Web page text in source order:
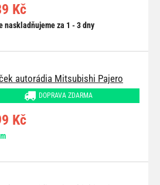
Kč
naskladňujeme za 1 - 3 dny
autorádia Mitsubishi Pajero
DOPRAVA ZDARMA
Kč